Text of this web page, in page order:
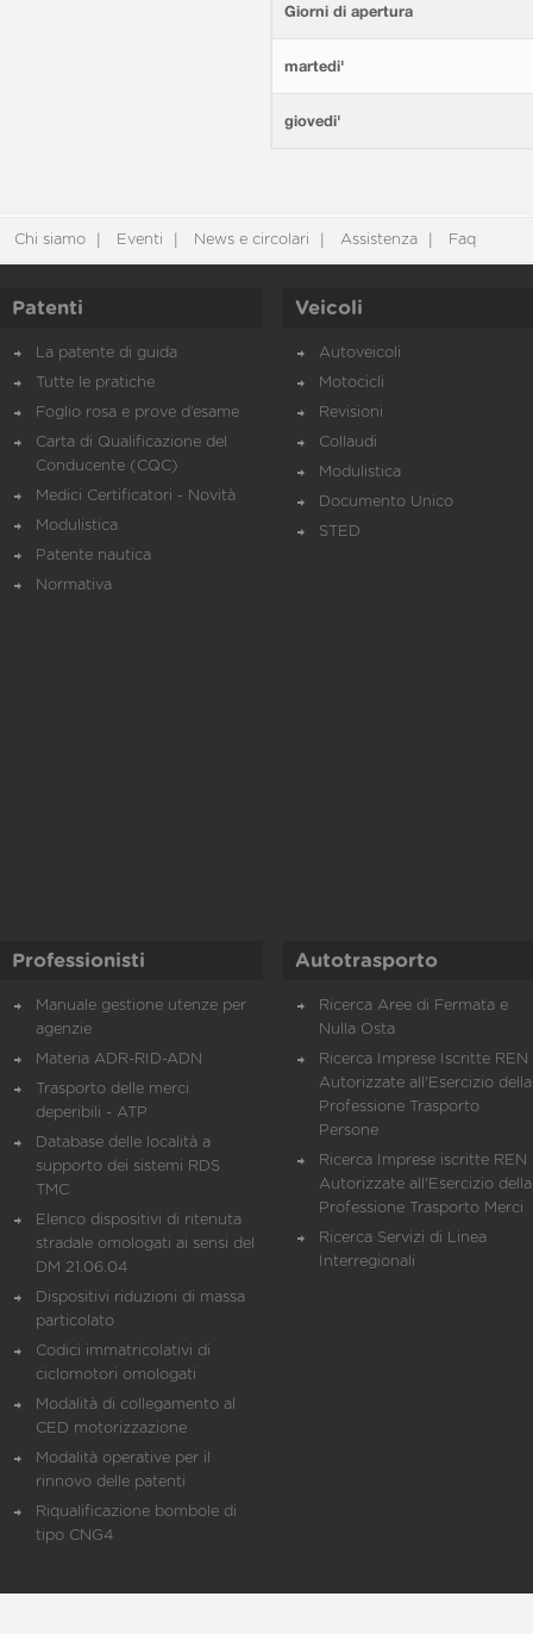
Giorni di apertura
martedi'
giovedi'
Chi siamo Eventi News e circolari Assistenza Faq
Patenti
La patente di guida
Tutte le pratiche
Foglio rosa e prove d’esame
Carta di Qualificazione del
Conducente (CQC)
Medici Certificatori - Novità
Modulistica
Patente nautica
Normativa
Veicoli
Autoveicoli
Motocicli
Revisioni
Collaudi
Modulistica
Documento Unico
STED
Professionisti
Manuale gestione utenze per
agenzie
Materia ADR-RID-ADN
Trasporto delle merci
deperibili - ATP
Database delle località a
supporto dei sistemi RDS
TMC
Elenco dispositivi di ritenuta
stradale omologati ai sensi del
DM 21.06.04
Dispositivi riduzioni di massa
particolato
Codici immatricolativi di
ciclomotori omologati
Modalità di collegamento al
CED motorizzazione
Modalità operative per il
rinnovo delle patenti
Riqualificazione bombole di
tipo CNG4
Autotrasporto
Ricerca Aree di Fermata e
Nulla Osta
Ricerca Imprese Iscritte REN
Autorizzate all'Esercizio della
Professione Trasporto
Persone
Ricerca Imprese iscritte REN
Autorizzate all'Esercizio della
Professione Trasporto Merci
Ricerca Servizi di Linea
Interregionali